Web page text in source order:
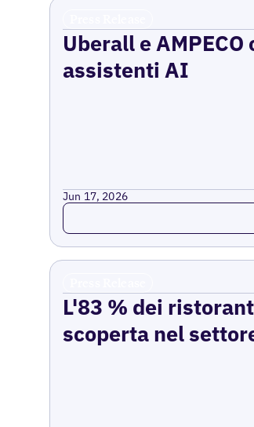
Uberall e
assistenti AI
Jun 17, 2026
Read more
L'83 % dei
scoperta nel